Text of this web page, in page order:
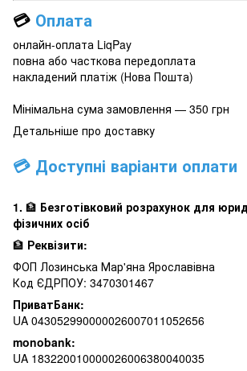
💳 Оплата
онлайн-оплата LiqPay
повна або часткова передоплата
накладений платіж (Нова Пошта)
Мінімальна сума замовлення — 350 грн
Детальніше про доставку
💳 Доступні варіанти оплати
1. 🏦 Безготівковий розрахунок для
фізичних осіб
🏦 Реквізити:
ФОП Лозинська Мар'яна Ярославівна
Код ЄДРПОУ: 3470301467
ПриватБанк:
UA 043052990000026007011052656
monobank:
UA 183220010000026006380040035